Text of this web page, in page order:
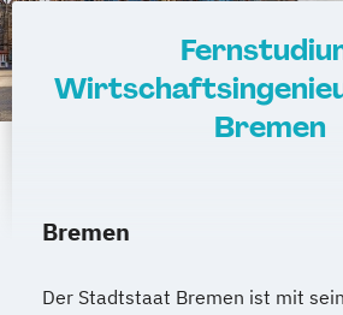
Bremen
Bremen
Der Stadtstaat Bremen ist mit